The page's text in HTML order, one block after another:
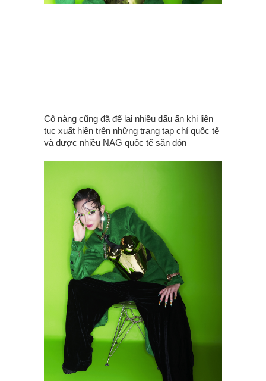
Cô nàng cũng đã để lại nhiều dấu ấn khi liên
tục xuất hiện trên những trang tạp chí quốc tế
và được nhiều NAG quốc tế săn đón